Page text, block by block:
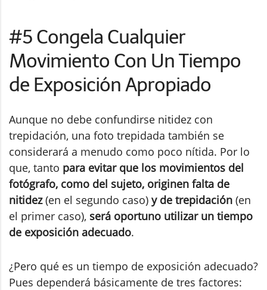
#5 Congela Cualquier
Movimiento Con Un Tiempo
de Exposición Apropiado
Aunque no debe confundirse nitidez con
trepidación, una foto trepidada también se
considerará a menudo como poco nítida. Por lo
que, tanto para evitar que los movimientos del
fotógrafo, como del sujeto, originen falta de
nitidez(en el segundo caso) y de trepidación (en
el primer caso), será oportuno utilizar un tiempo
de exposición adecuado.
¿Pero qué es un tiempo de exposición adecuado?
Pues dependerá básicamente de tres factores: